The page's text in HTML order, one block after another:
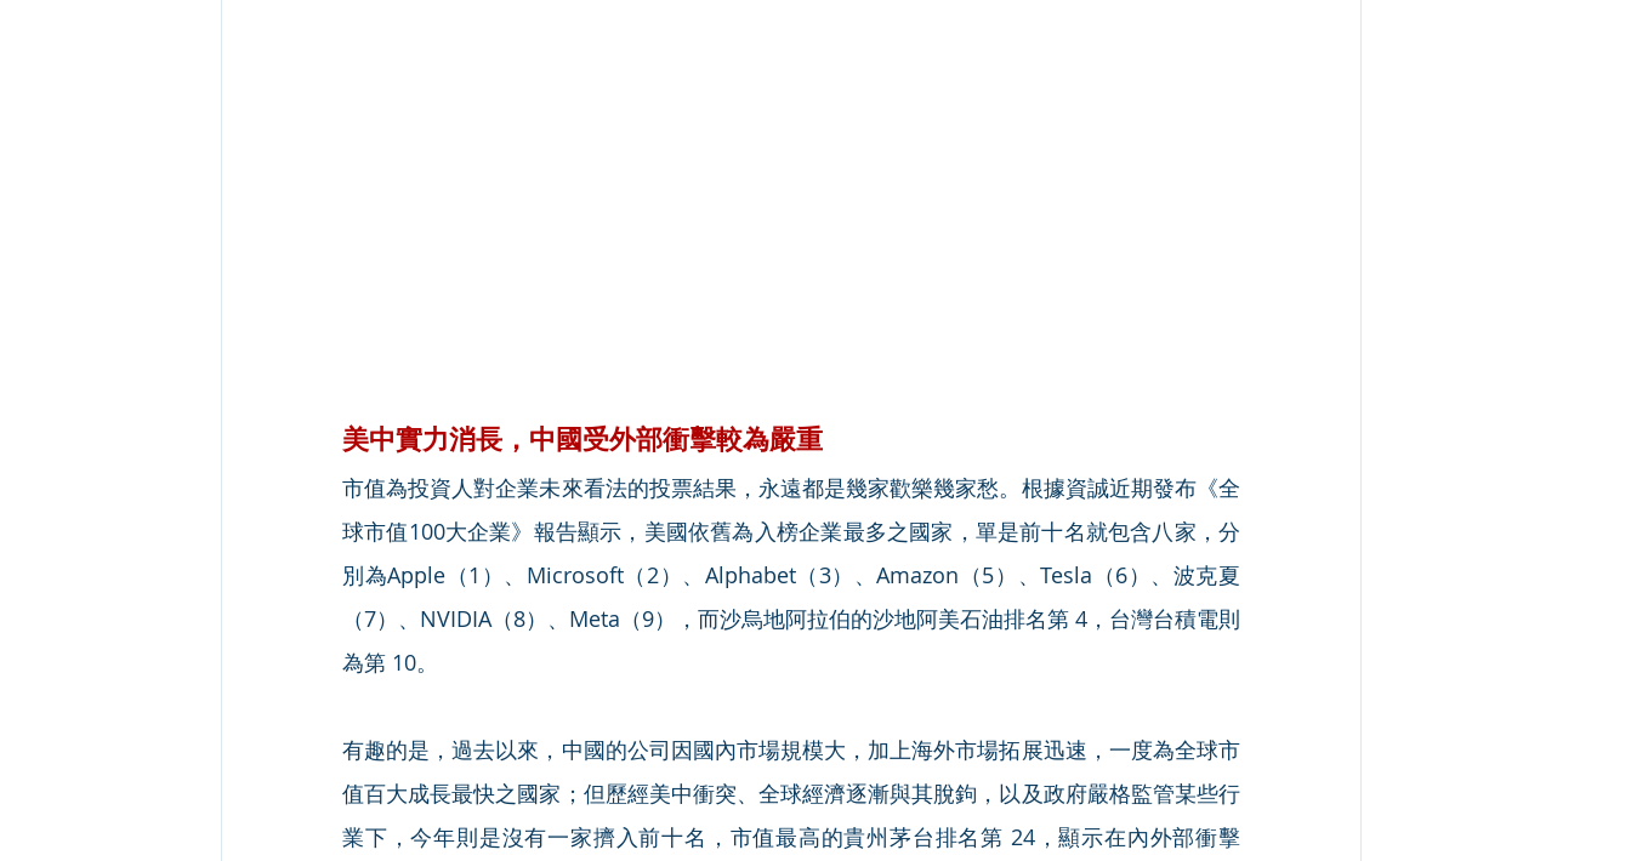
美中實力消長，中國受外部衝擊較為嚴重
市值為投資人對企業未來看法的投票結果，永遠都是幾家歡樂幾家愁。根據資誠近期發布《全
球市值100大企業》報告顯示，美國依舊為入榜企業最多之國家，單是前十名就包含八家，分
別為Apple（1）、Microsoft（2）、Alphabet（3）、Amazon（5）、Tesla（6）、波克夏
（7）、NVIDIA（8）、Meta（9），而沙烏地阿拉伯的沙地阿美石油排名第 4，台灣台積電則
為第 10。
有趣的是，過去以來，中國的公司因國內市場規模大，加上海外市場拓展迅速，一度為全球市
值百大成長最快之國家；但歷經美中衝突、全球經濟逐漸與其脫鉤，以及政府嚴格監管某些行
業下，今年則是沒有一家擠入前十名，市值最高的貴州茅台排名第 24，顯示在內外部衝擊